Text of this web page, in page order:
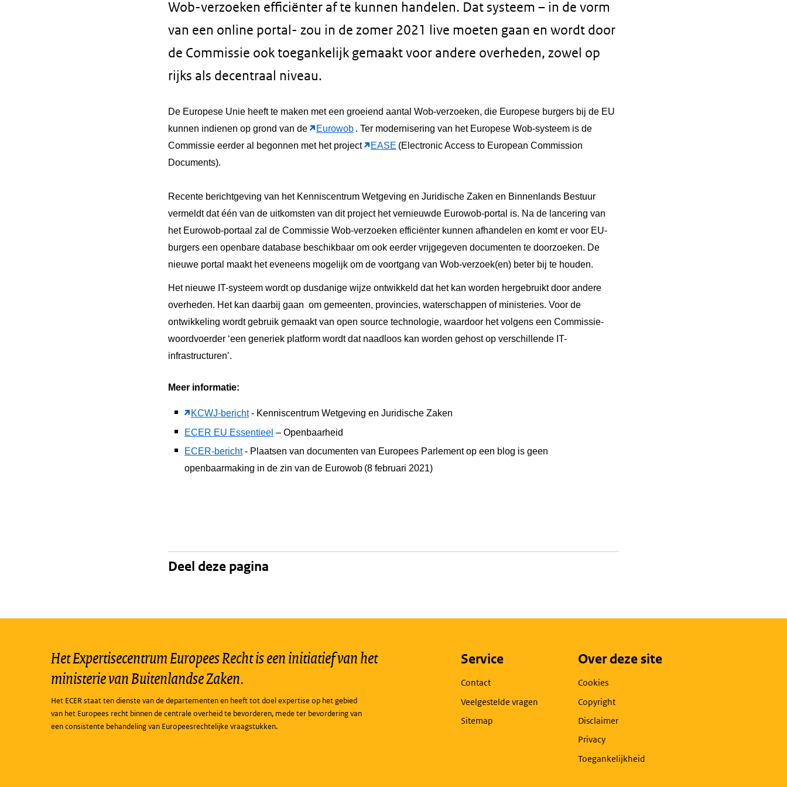
Wob-verzoeken efficiënter af te kunnen handelen. Dat systeem – in de vorm
van een online portal- zou in de zomer 2021 live moeten gaan en wordt door
de Commissie ook toegankelijk gemaakt voor andere overheden, zowel op
rijks als decentraal niveau.
De Europese Unie heeft te maken met een groeiend aantal Wob-verzoeken, die Europese burgers bij de EU
kunnen indienen op grond van de
Eurowob . Ter modernisering van het Europese Wob-systeem is de
Commissie eerder al begonnen met het project
EASE (Electronic Access to European Commission
Documents).
Recente berichtgeving van het Kenniscentrum Wetgeving en Juridische Zaken en Binnenlands Bestuur
vermeldt dat één van de uitkomsten van dit project het vernieuwde Eurowob-portal is. Na de lancering van
het Eurowob-portaal zal de Commissie Wob-verzoeken efficiënter kunnen afhandelen en komter voor EU-
burgers een openbare database beschikbaar om ook eerder vrijgegeven documenten te doorzoeken. De
nieuwe portal maakt het eveneens mogelijk om de voortgang van Wob-verzoek(en) beter bij te houden.
Het nieuwe IT-systeem wordt op dusdanige wijze ontwikkeld dat het kan worden hergebruikt door andere
overheden. Het kan daarbij gaan om gemeenten, provincies, waterschappen of ministeries. Voor de
ontwikkeling wordt gebruik gemaakt van open source technologie, waardoor het volgens een Commissie­
woordvoerder ‘een generiek platform wordt dat naadloos kan worden gehost op verschillende IT-
infrastructuren’.
Meer informatie:
KCWJ-bericht - Kenniscentrum Wetgeving en Juridische Zaken
ECER EU Essentieel – Openbaarheid
ECER-bericht - Plaatsen van documenten van Europees Parlement op een blog is geen
openbaarmaking in de zin van de Eurowob (8 februari 2021)
Deel deze pagina
Het Expertisecentrum Europees Recht is een initiatief van het
ministerie van Buitenlandse Zaken.
Het ECER staat ten dienste van de departementen en heeft tot doel expertise op het gebied
van het Europees recht binnen de centrale overheid te bevorderen, mede ter bevordering van
een consistente behandeling van Europeesrechtelijke vraagstukken.
Service
Contact
Veelgestelde vragen
Sitemap
Over deze site
Cookies
Copyright
Disclaimer
Privacy
Toegankelijkheid